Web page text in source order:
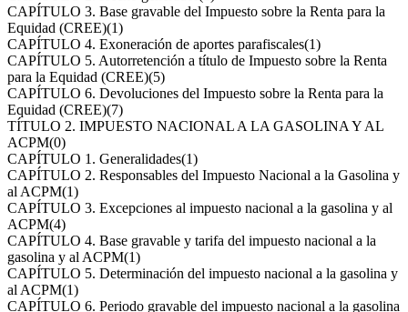
CAPÍTULO 3. Base gravable del Impuesto sobre la Renta para la
Equidad (CREE)(1)
CAPÍTULO 4. Exoneración de aportes parafiscales(1)
CAPÍTULO 5. Autorretención a título de Impuesto sobre la Renta
para la Equidad (CREE)(5)
CAPÍTULO 6. Devoluciones del Impuesto sobre la Renta para la
Equidad (CREE)(7)
TÍTULO 2. IMPUESTO NACIONAL A LA GASOLINA Y AL
ACPM(0)
CAPÍTULO 1. Generalidades(1)
CAPÍTULO 2. Responsables del Impuesto Nacional a la Gasolina y
al ACPM(1)
CAPÍTULO 3. Excepciones al impuesto nacional a la gasolina y al
ACPM(4)
CAPÍTULO 4. Base gravable y tarifa del impuesto nacional a la
gasolina y al ACPM(1)
CAPÍTULO 5. Determinación del impuesto nacional a la gasolina y
al ACPM(1)
CAPÍTULO 6. Periodo gravable del impuesto nacional a la gasolina